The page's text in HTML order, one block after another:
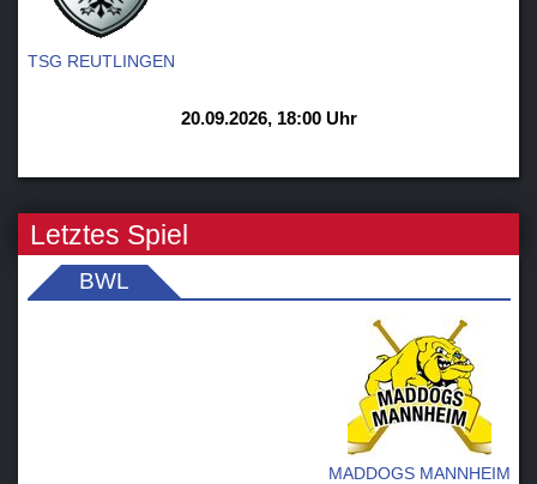
TSG REUTLINGEN
20.09.2026, 18:00 Uhr
Letztes Spiel
BWL
MADDOGS MANNHEIM